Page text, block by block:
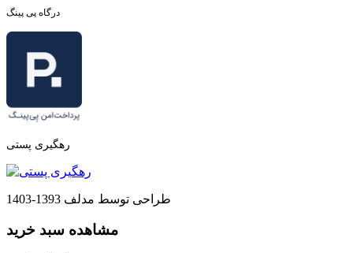
درگاه پی پینگ
رهگیری پستی
طراحی توسط مدلف 1393-1403
مشاهده سبد خرید